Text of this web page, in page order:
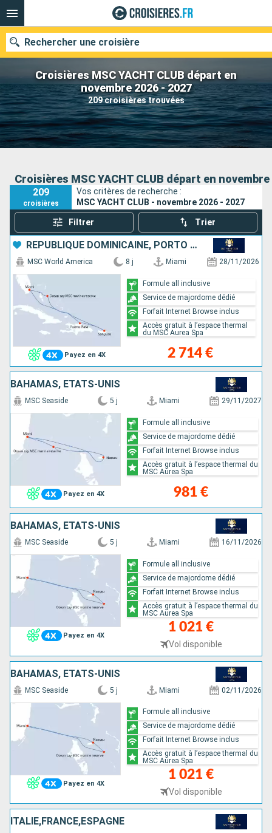
Croisières MSC YACHT CLUB départ en
novembre 2026 - 2027
209 croisières trouvées
Rechercher une croisière
Nos destinations
Mois de départ
Rechercher
Croisières MSC YACHT CLUB départ en novembre
209
croisières
Vos critères de recherche :
MSC YACHT CLUB - novembre 2026 - 2027
Filtrer Trier
RÉPUBLIQUE DOMINICAINE, PORTO RICO, BAHAMAS, ÉTATS-UNIS
Payez en 4X
MSC World America 8 j Miami 28/11/2026
2 714 €
Formule all inclusive
Service de majordome dédié
Forfait Internet Browse inclus
Accès gratuit à l’espace thermal
du MSC Aurea Spa
BAHAMAS, ÉTATS-UNIS
Payez en 4X
MSC Seaside 5 j Miami 29/11/2027
981 €
Formule all inclusive
Service de majordome dédié
Forfait Internet Browse inclus
Accès gratuit à l’espace thermal du
MSC Aurea Spa
BAHAMAS, ÉTATS-UNIS
Payez en 4X
MSC Seaside 5 j Miami 16/11/2026
1 021 €
Vol disponible
Formule all inclusive
Service de majordome dédié
Forfait Internet Browse inclus
Accès gratuit à l’espace thermal du
MSC Aurea Spa
BAHAMAS, ÉTATS-UNIS
Payez en 4X
MSC Seaside 5 j Miami 02/11/2026
1 021 €
Vol disponible
Formule all inclusive
Service de majordome dédié
Forfait Internet Browse inclus
Accès gratuit à l’espace thermal du
MSC Aurea Spa
ITALIE,FRANCE,ESPAGNE